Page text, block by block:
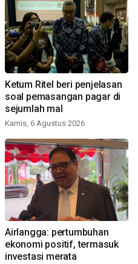
Ketum Ritel beri penjelasan
soal pemasangan pagar di
sejumlah mal
Kamis, 6 Agustus 2026
Airlangga: pertumbuhan
ekonomi positif, termasuk
investasi merata